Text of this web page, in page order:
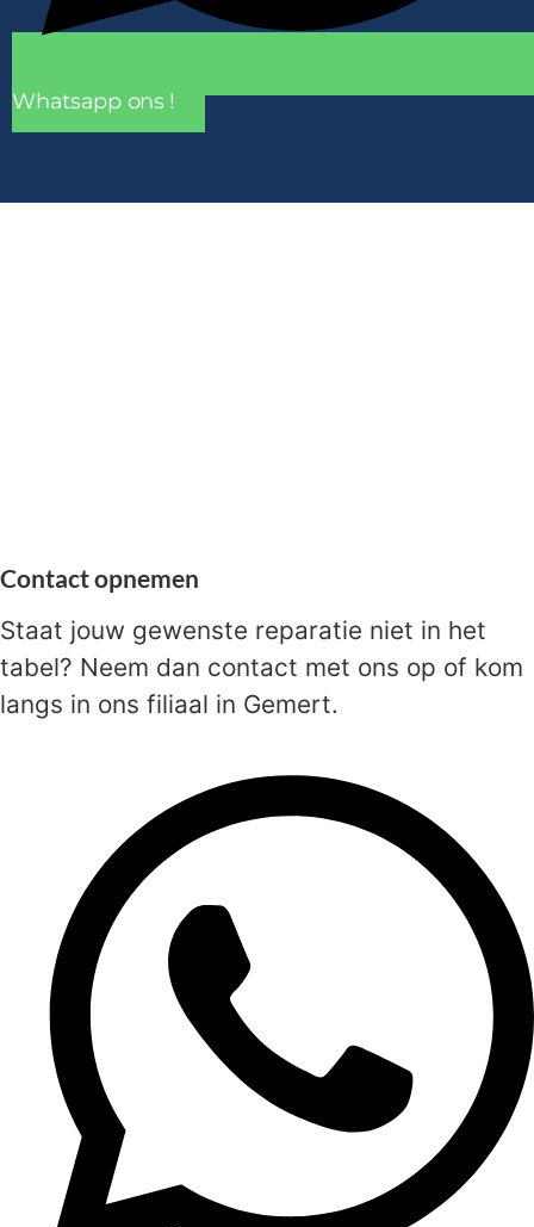
Whatsapp ons !
Contact opnemen
Staat jouw gewenste reparatie niet in het
tabel? Neem dan contact met ons op of kom
langs in ons filiaal in Gemert.